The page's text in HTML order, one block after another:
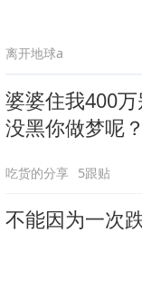
离开地球a
婆婆住我400
没黑你做梦呢？
吃货的分享 5跟贴
不能因为一次